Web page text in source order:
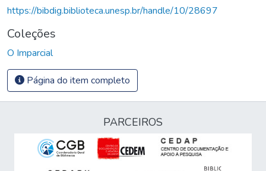
https://bibdig.biblioteca.unesp.br/handle/10/28697
Coleções
O Imparcial
Página do item completo
PARCEIROS